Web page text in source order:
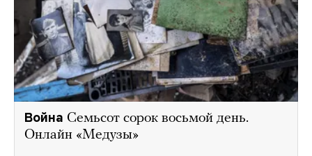
Война Семьсот сорок восьмой день.
Онлайн «Медузы»